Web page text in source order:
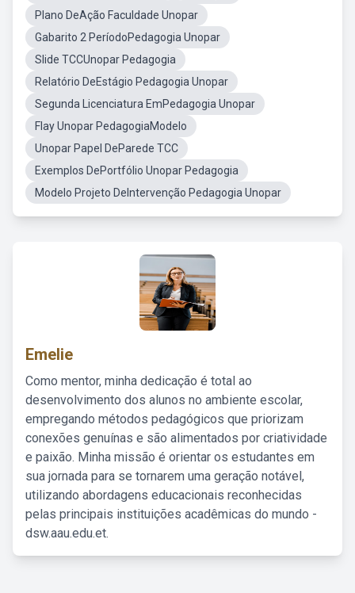
Plano DeAção Faculdade Unopar
Gabarito 2 PeríodoPedagogia Unopar
Slide TCCUnopar Pedagogia
Relatório DeEstágio Pedagogia Unopar
Segunda Licenciatura EmPedagogia Unopar
Flay Unopar PedagogiaModelo
Unopar Papel DeParede TCC
Exemplos DePortfólio Unopar Pedagogia
Modelo Projeto DeIntervenção Pedagogia Unopar
Emelie
Como mentor, minha dedicação é total ao
desenvolvimento dos alunos no ambiente escolar,
empregando métodos pedagógicos que priorizam
conexões genuínas e são alimentados por criatividade
e paixão. Minha missão é orientar os estudantes em
sua jornada para se tornarem uma geração notável,
utilizando abordagens educacionais reconhecidas
pelas principais instituições acadêmicas do mundo -
dsw.aau.edu.et.